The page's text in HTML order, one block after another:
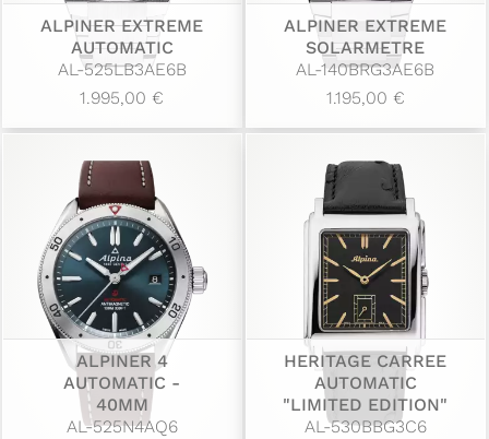
ALPINER EXTREME
AUTOMATIC
AL-525LB3AE6B
1.995,00 €
ALPINER EXTREME
SOLARMETRE
AL-140BRG3AE6B
1.195,00 €
ALPINER 4
AUTOMATIC -
40MM
AL-525N4AQ6
HERITAGE CARREE
AUTOMATIC
"LIMITED EDITION"
AL-530BBG3C6